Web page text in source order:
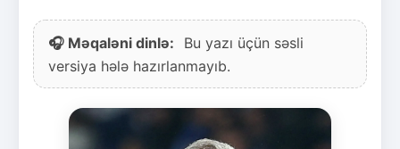
🎧 Məqaləni dinlə:
Bu yazı üçün səsli
versiya hələ hazırlanmayıb.